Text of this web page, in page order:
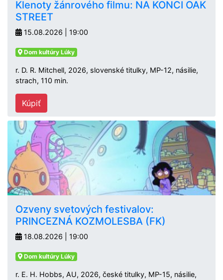
Klenoty žánrového filmu: NA KONCI OAK
STREET
15.08.2026 | 19:00
Dom kultúry Lúky
r. D. R. Mitchell, 2026, slovenské titulky, MP-12, násilie,
strach, 110 min.
Kúpiť
Ozveny svetových festivalov:
PRINCEZNÁ KOZMOLESBA (FK)
18.08.2026 | 19:00
Dom kultúry Lúky
r. E. H. Hobbs, AU, 2026, české titulky, MP-15, násilie,